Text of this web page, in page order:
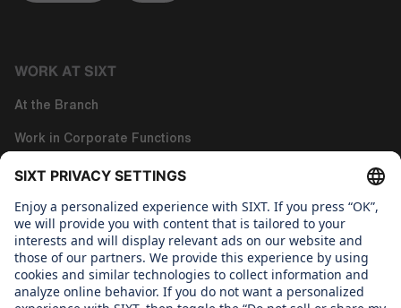
WORK AT SIXT
At the Branch
Work in Corporate Functions
Work in Tech
About us
WHAT WE CARE ABOUT
Regine Sixt Children´s Aid Foundation